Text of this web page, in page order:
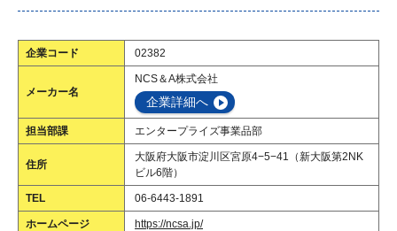
企業コード 02382
メーカー名
NCS＆A株式会社
企業詳細へ
担当部課 エンタープライズ事業品部
住所
大阪府大阪市淀川区宮原4−5−41（新大阪第2NK
ビル6階）
TEL 06-6443-1891
ホームページ https://ncsa.jp/